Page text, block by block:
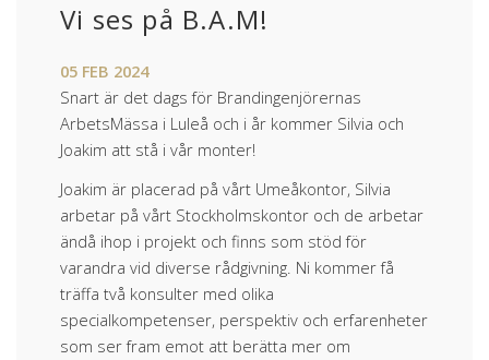
Vi ses på B.A.M!
05 FEB 2024
Snart är det dags för Brandingenjörernas
ArbetsMässa i Luleå och i år kommer Silvia och
Joakim att stå i vår monter!
Joakim är placerad på vårt Umeåkontor, Silvia
arbetar på vårt Stockholmskontor och de arbetar
ändå ihop i projekt och finns som stöd för
varandra vid diverse rådgivning. Ni kommer få
träffa två konsulter med olika
specialkompetenser, perspektiv och erfarenheter
som ser fram emot att berätta mer om